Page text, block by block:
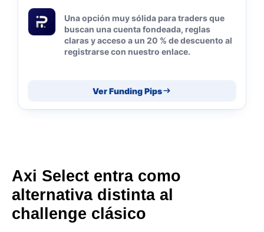
Una opción muy sólida para traders que
buscan una cuenta fondeada, reglas
claras y acceso a un 20 % de descuento al
registrarse con nuestro enlace.
Ver Funding Pips
Axi Select entra como
alternativa distinta al
challenge clásico